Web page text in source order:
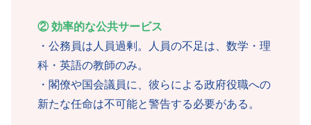
② 効率的な公共サービス
・公務員は人員過剰。人員の不足は、数学・理
科・英語の教師のみ。
・閣僚や国会議員に、彼らによる政府役職への
新たな任命は不可能と警告する必要がある。